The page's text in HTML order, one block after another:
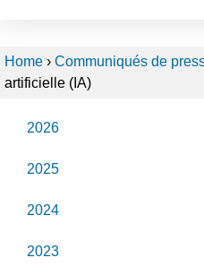
Home › Communiqués de
artificielle (IA)
2026
2025
2024
2023